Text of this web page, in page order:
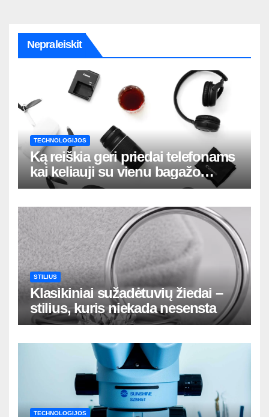
Nepraleiskit
TECHNOLOGIJOS
Ką reiškia geri priedai telefonams
kai keliauji su vienu bagažo
krepšiu
STILIUS
Klasikiniai sužadėtuvių žiedai –
stilius, kuris niekada nesensta
TECHNOLOGIJOS